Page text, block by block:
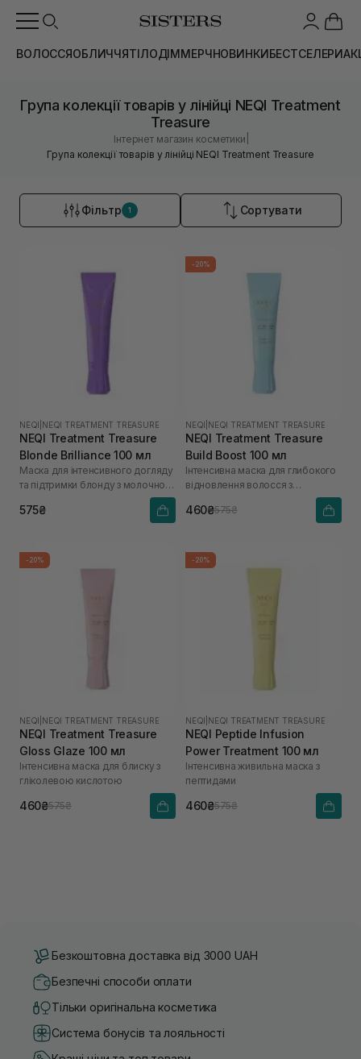
ВОЛОССЯОБЛИЧЧЯТІЛОДІММЕРЧНОВИНКИБЕСТСЕЛЕРИ
Група колекції товарів у лінійці NEQI Treatment
Treasure
Інтернет магазин косметики
Група колекції товарів у лінійці NEQI Treatment Treasure
Фільтр 1 Сортувати
NEQI NEQI TREATMENT TREASURE
NEQI Treatment Treasure
Blonde Brilliance 100 мл
Маска для інтенсивного догляду
та підтримки блонду з молочною
575₴
-20%
NEQI NEQI TREATMENT TREASURE
NEQI Treatment Treasure
Build Boost 100 мл
Інтенсивна маска для глибокого
відновлення волосся з
460₴575₴
-20%
NEQI NEQI TREATMENT TREASURE
NEQI Treatment Treasure
Gloss Glaze 100 мл
Інтенсивна маска для блиску з
гліколевою кислотою
460₴575₴
-20%
NEQI NEQI TREATMENT TREASURE
NEQI Peptide Infusion
Power Treatment 100 мл
Інтенсивна живильна маска з
пептидами
460₴575₴
Безкоштовна доставка від 3000 UAH
Безпечні способи оплати
Тільки оригінальна косметика
Система бонусів та лояльності